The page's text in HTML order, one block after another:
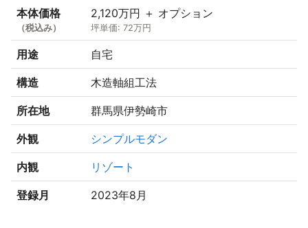
本体価格
（税込み）
2,120万円 ＋ オプション
坪単価: 72万円
用途 自宅
構造 木造軸組工法
所在地 群馬県伊勢崎市
外観 シンプルモダン
内観 リゾート
登録月 2023年8月